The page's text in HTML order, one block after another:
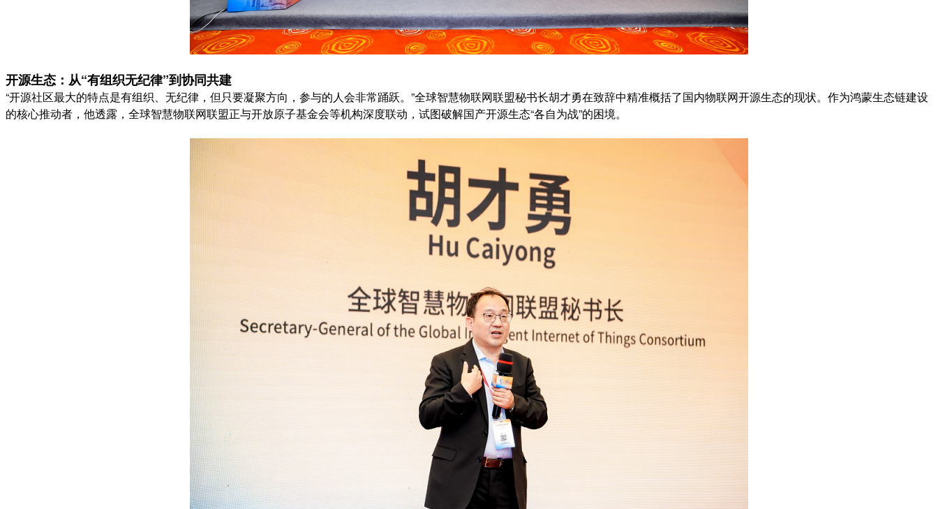
开源生态：从“有组织无纪律”到协同共建
“开源社区最大的特点是有组织、无纪律，但只要凝聚方向，参与的人会非常踊跃。”全球智慧物联网联盟秘书长胡才勇在致辞中精准概括了国内物联网开源生态的现状。作为鸿蒙生态链建设
的核心推动者，他透露，全球智慧物联网联盟正与开放原子基金会等机构深度联动，试图破解国产开源生态“各自为战”的困境。